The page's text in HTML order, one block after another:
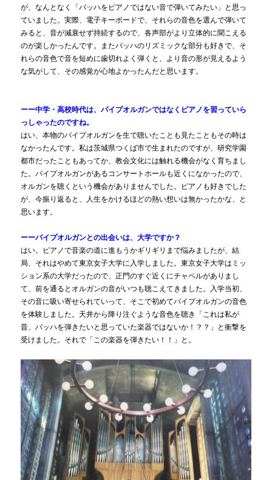
が、なんとなく「バッハをピアノではない音で弾いてみたい」と思っ
ていました。実際、電子キーボードで、それらの音色を選んで弾いて
みると、音が減衰せず持続するので、各声部がより立体的に聞こえる
のが楽しかったんです。またバッハのリズミックな部分も好きで、そ
れらの音色で音を短めに歯切れよく弾くと、より音の形が見えるよう
な気がして、その感覚が心地よかったんだと思います。
ーー中学・高校時代は、パイプオルガンではなくピアノを習っていら
っしゃったのですね。
はい、本物のパイプオルガンを生で聴いたことも見たこともその時は
なかったんです。私は茨城県つくば市で生まれたのですが、研究学園
都市だったこともあってか、教会文化には触れる機会がなく育ちまし
た。パイプオルガンがあるコンサートホールも近くになかったので、
オルガンを聴くという機会がありませんでした。ピアノも好きでした
が、今振り返ると、人生をかけるほどの熱い想いは無かったかな、と
思います。
ーーパイプオルガンとの出会いは、大学ですか？
はい。ピアノで音楽の道に進もうかギリギリまで悩みましたが、結
局、それはやめて東京女子大学に入学しました。東京女子大学はミッ
ション系の大学だったので、正門のすぐ近くにチャペルがありまし
て、前を通るとオルガンの音がいつも聴こえてきました。入学当初、
その音に吸い寄せられていって、そこで初めてパイプオルガンの音色
を体験しました。天井から降り注ぐような音色を聴き「これは私が
昔、バッハを弾きたいと思っていた楽器ではないか！？？」と衝撃を
受けました。それで「この楽器を弾きたい！！」と。